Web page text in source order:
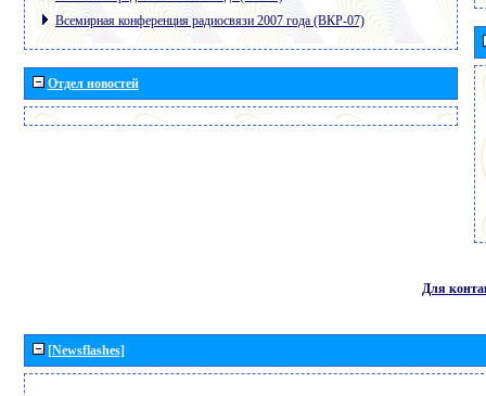
Всемирная конференция радиосвязи 2007 года (ВКР-07)
Отдел новостей
Для
[Newsflashes]